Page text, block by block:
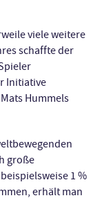
viele weitere
schaffte der
Initiative
Hummels
große
1 %
erhält man